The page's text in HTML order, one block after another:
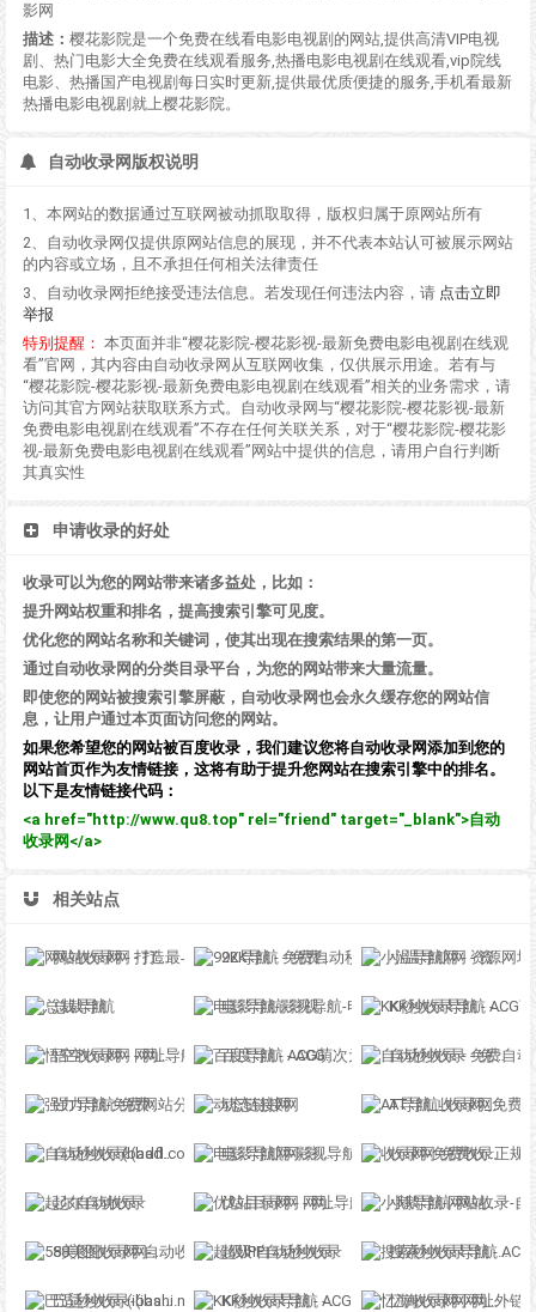
影网
描述： 樱花影院是一个免费在线看电影电视剧的网站,提供高清VIP电视
剧、热门电影大全免费在线观看服务,热播电影电视剧在线观看,vip院线
电影、热播国产电视剧每日实时更新,提供最优质便捷的服务,手机看最新
热播电影电视剧就上樱花影院。
自动收录网版权说明
1、本网站的数据通过互联网被动抓取取得，版权归属于原网站所有
2、自动收录网仅提供原网站信息的展现，并不代表本站认可被展示网站
的内容或立场，且不承担任何相关法律责任
3、自动收录网拒绝接受违法信息。若发现任何违法内容，请 点击立即
举报
特别提醒： 本页面并非“樱花影院-樱花影视-最新免费电影电视剧在线观
看”官网，其内容由自动收录网从互联网收集，仅供展示用途。若有与
“樱花影院-樱花影视-最新免费电影电视剧在线观看”相关的业务需求，请
访问其官方网站获取联系方式。自动收录网与“樱花影院-樱花影视-最新
免费电影电视剧在线观看”不存在任何关联关系，对于“樱花影院-樱花影
视-最新免费电影电视剧在线观看”网站中提供的信息，请用户自行判断
其真实性
申请收录的好处
收录可以为您的网站带来诸多益处，比如：
提升网站权重和排名，提高搜索引擎可见度。
优化您的网站名称和关键词，使其出现在搜索结果的第一页。
通过自动收录网的分类目录平台，为您的网站带来大量流量。
即使您的网站被搜索引擎屏蔽，自动收录网也会永久缓存您的网站信
息，让用户通过本页面访问您的网站。
如果您希望您的网站被百度收录，我们建议您将自动收录网添加到您的
网站首页作为友情链接，这将有助于提升您网站在搜索引擎中的排名。
以下是友情链接代码：
<a href="http://www.qu8.top" rel="friend" target="_blank">自动
收录网</a>
相关站点
网站收录网 - 打造最与众不同的站点收录网 92K导航 - 免费自动秒收录网址导航 小温导航网 - 资源网址导航，汇集各大资源网，全网优质教程技术网，搜集资源就从这里开始
总裁导航 电影导航-影视导航-电影站收录-自动收录网-网站收录 KK秒收录导航 - ACG萌次元丨ACG导航网丨二次元导航丨资源网导航丨福利网址导航 - KK秒收录导航网
悟空收录网 - 网址导航大全 | 网站免费收录 | 软文外链发布平台 百度导航 - ACG萌次元丨ACG导航网丨二次元导航丨资源网导航丨福利网址导航 - BaiDu导航 自动秒收录 - 免费自动秒收录网址导航
强力导航-免费网站分类导航，提交收录，秒收录 动态链接网 AT导航_收录网_免费收录网站_自动收录网_秒收录
自动秒收录(badfl.com) - 全自动秒收录网 电影导航网-影视导航-电影搜索-影视搜索-电影站收录 收录网-免费收录正规网站-免费发布软文
起尔自动收录 优站目录网 - 网址导航分类网站目录 - 自助网址提交自动收录 小鹅导航-网站收录-自动收录网-网址收录-自动秒收录
58美图收录网-自动收录网站-流量交换-自动链 超级IP自动秒收录 搜索秒收录导航 - ACG萌次元丨ACG导航网丨二次元导航丨资源网导航丨福利网址导航 - SS秒收录导航网
巴适秒收录-(ibashi.net) - 巴适导航分类网站目录 - 自助网址提交自动收录 KK秒收录导航 - ACG萌次元丨ACG导航网丨二次元导航丨资源网导航丨福利网址导航 - KK秒收录导航网 忆海收录网-网址外链_自动收录网站_自助友情链接平台_网站广告_软文发布_站长交易_站长资源